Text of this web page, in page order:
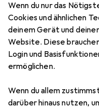
Wenn du nur das
Cookies und ähnlichen
deinem Gerät und
Website. Diese
Login und
ermöglichen.
Wenn du allem
darüber hinaus nutzen,
RS PROHSS
6,9 mm